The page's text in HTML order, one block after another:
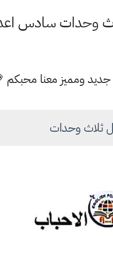
وحدات سادس
جديد ومميز معنا
ثلاث وحدات